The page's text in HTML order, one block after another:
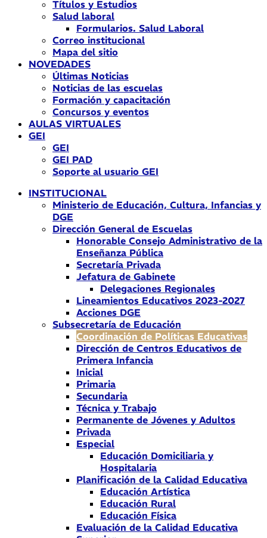
Títulos y Estudios
Salud laboral
Formularios. Salud Laboral
Correo institucional
Mapa del sitio
NOVEDADES
Últimas Noticias
Noticias de las escuelas
Formación y capacitación
Concursos y eventos
AULAS VIRTUALES
GEI
GEI
GEI PAD
Soporte al usuario GEI
INSTITUCIONAL
Ministerio de Educación, Cultura, Infancias y
DGE
Dirección General de Escuelas
Honorable Consejo Administrativo de la
Enseñanza Pública
Secretaría Privada
Jefatura de Gabinete
Delegaciones Regionales
Lineamientos Educativos 2023-2027
Acciones DGE
Subsecretaría de Educación
Coordinación de Políticas Educativas
Dirección de Centros Educativos de
Primera Infancia
Inicial
Primaria
Secundaria
Técnica y Trabajo
Permanente de Jóvenes y Adultos
Privada
Especial
Educación Domiciliaria y
Hospitalaria
Planificación de la Calidad Educativa
Educación Artística
Educación Rural
Educación Física
Evaluación de la Calidad Educativa